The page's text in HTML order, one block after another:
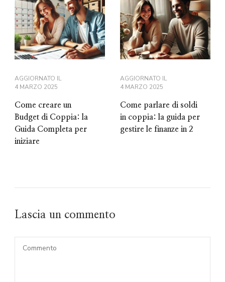
AGGIORNATO IL
4 MARZO 2025
Come creare un
Budget di Coppia: la
Guida Completa per
iniziare
AGGIORNATO IL
4 MARZO 2025
Come parlare di soldi
in coppia: la guida per
gestire le finanze in 2
Lascia un commento